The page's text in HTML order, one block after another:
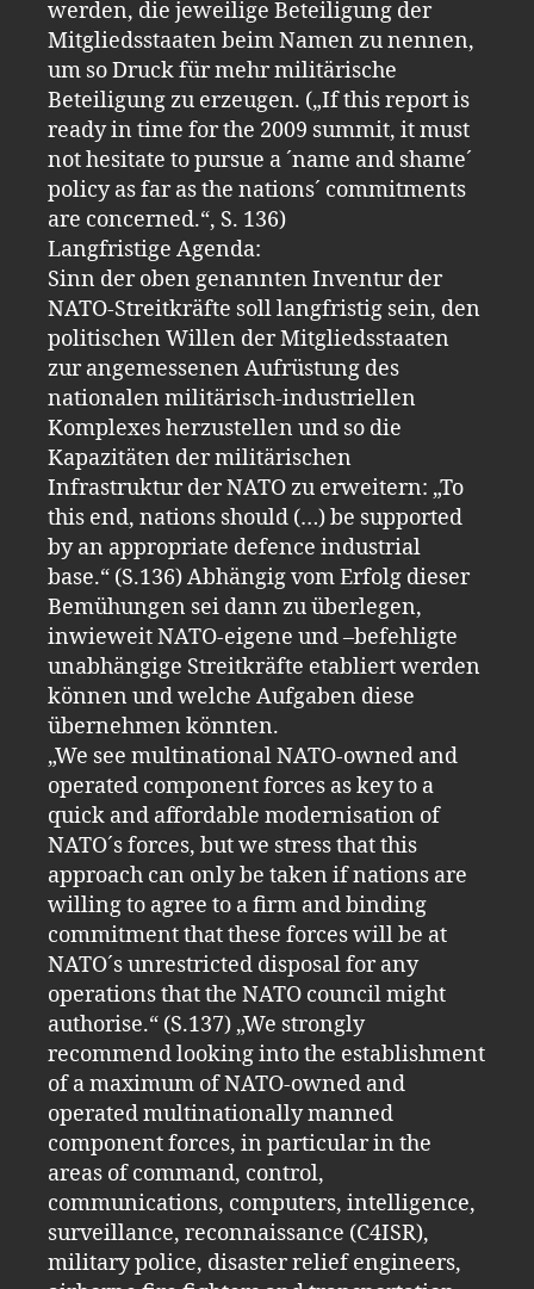
werden, die jeweilige Beteiligung der
Mitgliedsstaaten beim Namen zu nennen,
um so Druck für mehr militärische
Beteiligung zu erzeugen. („If this report is
ready in time for the 2009 summit, it must
not hesitate to pursue a ´name and shame´
policy as far as the nations´ commitments
are concerned.“, S. 136)
Langfristige Agenda:
Sinn der oben genannten Inventur der
NATO-Streitkräfte soll langfristig sein, den
politischen Willen der Mitgliedsstaaten
zur angemessenen Aufrüstung des
nationalen militärisch-industriellen
Komplexes herzustellen und so die
Kapazitäten der militärischen
Infrastruktur der NATO zu erweitern: „To
this end, nations should (…) be supported
by an appropriate defence industrial
base.“ (S.136) Abhängig vom Erfolg dieser
Bemühungen sei dann zu überlegen,
inwieweit NATO-eigene und –befehligte
unabhängige Streitkräfte etabliert werden
können und welche Aufgaben diese
übernehmen könnten.
„We see multinational NATO-owned and
operated component forces as key to a
quick and affordable modernisation of
NATO´s forces, but we stress that this
approach can only be taken if nations are
willing to agree to a firm and binding
commitment that these forces will be at
NATO´s unrestricted disposal for any
operations that the NATO council might
authorise.“ (S.137) „We strongly
recommend looking into the establishment
of a maximum of NATO-owned and
operated multinationally manned
component forces, in particular in the
areas of command, control,
communications, computers, intelligence,
surveillance, reconnaissance (C4ISR),
military police, disaster relief engineers,